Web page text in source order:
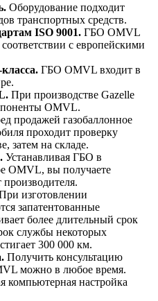
Оборудование подходит
транспортных средств.
ISO 9001. ГБО OMVL
с европейскими
ГБО OMVL входит в
При производстве Gazelle
OMVL.
продажей газобаллонное
проходит проверку
затем на складе.
Устанавливая ГБО в
OMVL, вы получаете
изготовлении
запатентованные
более длительный срок
службы некоторых
300 000 км.
Получить консультацию
можно в любое время.
компьютерная настройка